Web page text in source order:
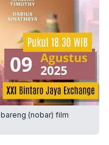
(nobar) film